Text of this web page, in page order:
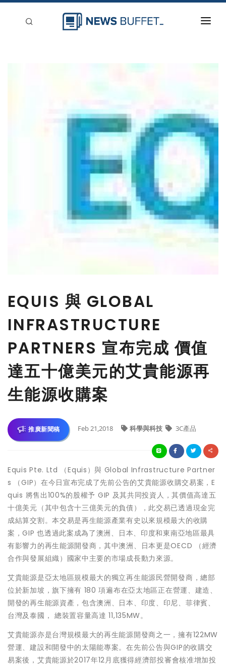
EQUIS 與 GLOBAL
INFRASTRUCTURE
PARTNERS 宣布完成 價值
達五十億美元的艾貴能源再
生能源收購案
推廣新聞稿 Feb 21,2018 科學與科技 3C產品
Equis Pte. Ltd （Equis）與 Global Infrastructure Partner
s （GIP）在今日宣布完成了先前公告的艾貴能源收購交易案，E
quis 將售出100%的股權予 GIP 及其共同投資人，其價值高達五
十億美元（其中包含十三億美元的負債），此交易已透過現金完
成結算交割。本交易是再生能源產業有史以來規模最大的收購
案，GIP 也透過此案成為了澳洲、日本、印度和東南亞地區最具
有影響力的再生能源開發商，其中澳洲、日本更是OECD （經濟
合作與發展組織）國家中主要的市場成長動力來源。
艾貴能源是亞太地區規模最大的獨立再生能源民營開發商，總部
位於新加坡，旗下擁有 180 項遍布在亞太地區正在營運、建造、
開發的再生能源資產，包含澳洲、日本、印度、印尼、菲律賓、
台灣及泰國， 總裝置容量高達 11,135MW。
艾貴能源亦是台灣規模最大的再生能源開發商之一，擁有122MW
營運、建設和開發中的太陽能專案。在先前公告與GIP的收購交
易案後，艾貴能源於2017年12月底獲得經濟部投審會核准增加投